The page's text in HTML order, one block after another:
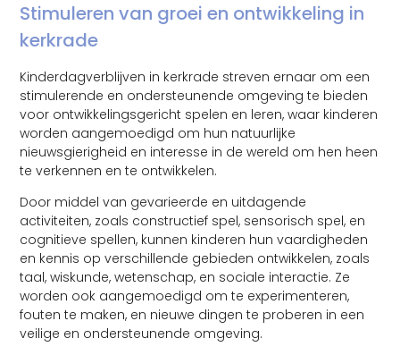
Stimuleren van groei en ontwikkeling in
kerkrade
Kinderdagverblijven in kerkrade streven ernaar om een
stimulerende en ondersteunende omgeving te bieden
voor ontwikkelingsgericht spelen en leren, waar kinderen
worden aangemoedigd om hun natuurlijke
nieuwsgierigheid en interesse in de wereld om hen heen
te verkennen en te ontwikkelen.
Door middel van gevarieerde en uitdagende
activiteiten, zoals constructief spel, sensorisch spel, en
cognitieve spellen, kunnen kinderen hun vaardigheden
en kennis op verschillende gebieden ontwikkelen, zoals
taal, wiskunde, wetenschap, en sociale interactie. Ze
worden ook aangemoedigd om te experimenteren,
fouten te maken, en nieuwe dingen te proberen in een
veilige en ondersteunende omgeving.